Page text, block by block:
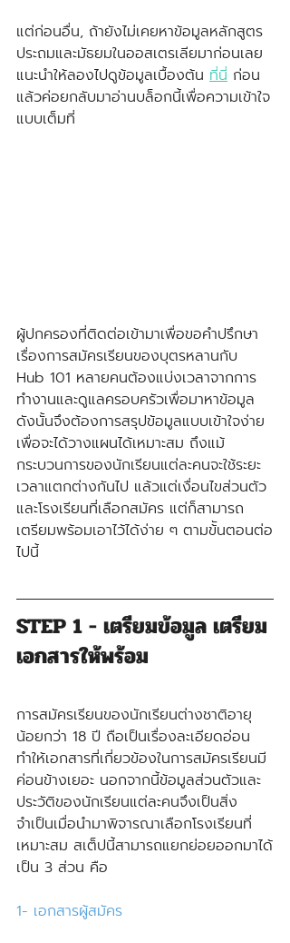
แต่ก่อนอื่น, ถ้ายังไม่เคยหาข้อมูลหลักสูตร
ประถมและมัธยมในออสเตรเลียมาก่อนเลย
แนะนำให้ลองไปดูข้อมูลเบื้องต้น ที่นี่ ก่อน
แล้วค่อยกลับมาอ่านบล็อกนี้เพื่อความเข้าใจ
แบบเต็มที่
ผู้ปกครองที่ติดต่อเข้ามาเพื่อขอคำปรึกษา
เรื่องการสมัครเรียนของบุตรหลานกับ
Hub 101 หลายคนต้องแบ่งเวลาจากการ
ทำงานและดูแลครอบครัวเพื่อมาหาข้อมูล
ดังนั้นจึงต้องการสรุปข้อมูลแบบเข้าใจง่าย
เพื่อจะได้วางแผนได้เหมาะสม ถึงแม้
กระบวนการของนักเรียนแต่ละคนจะใช้ระยะ
เวลาแตกต่างกันไป แล้วแต่เงื่อนไขส่วนตัว
และโรงเรียนที่เลือกสมัคร แต่ก็สามารถ
เตรียมพร้อมเอาไว้ได้ง่าย ๆ ตามข้ันตอนต่อ
ไปนี้
STEP 1 - เตรียมข้อมูล เตรียม
เอกสารให้พร้อม
การสมัครเรียนของนักเรียนต่างชาติอายุ
น้อยกว่า 18 ปี ถือเป็นเรื่องละเอียดอ่อน
ทำให้เอกสารที่เกี่ยวข้องในการสมัครเรียนมี
ค่อนข้างเยอะ นอกจากนี้ข้อมูลส่วนตัวและ
ประวัติของนักเรียนแต่ละคนจึงเป็นสิ่ง
จำเป็นเมื่อนำมาพิจารณาเลือกโรงเรียนที่
เหมาะสม สเต็ปนี้สามารถแยกย่อยออกมาได้
เป็น 3 ส่วน คือ
1- เอกสารผู้สมัคร